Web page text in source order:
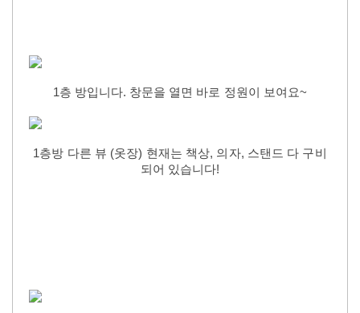
1층 방입니다. 창문을 열면 바로 정원이 보여요~
1층방 다른 뷰 (옷장) 현재는 책상, 의자, 스탠드 다 구비
되어 있습니다!